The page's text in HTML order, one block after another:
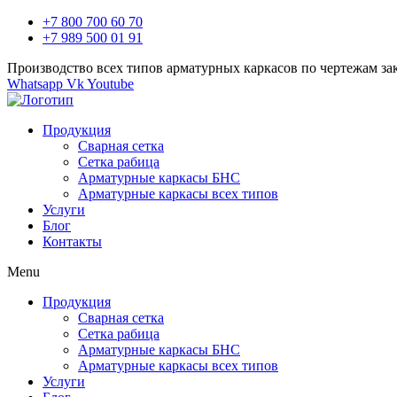
+7 800 700 60 70
+7 989 500 01 91
Производство всех типов арматурных каркасов по чертежам
Whatsapp VkYoutube
Продукция
Сварная сетка
Сетка рабица
Арматурные каркасы БНС
Арматурные каркасы всех типов
Услуги
Блог
Контакты
Menu
Продукция
Сварная сетка
Сетка рабица
Арматурные каркасы БНС
Арматурные каркасы всех типов
Услуги